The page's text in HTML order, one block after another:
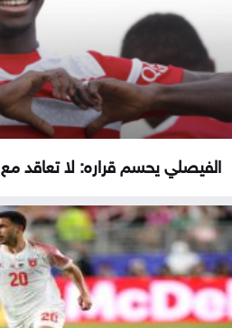
الفيصلي يحسم قراره: لا تعاقد